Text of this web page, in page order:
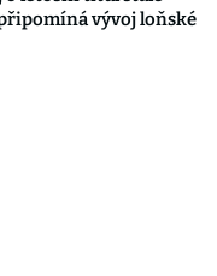
vývoj loňské